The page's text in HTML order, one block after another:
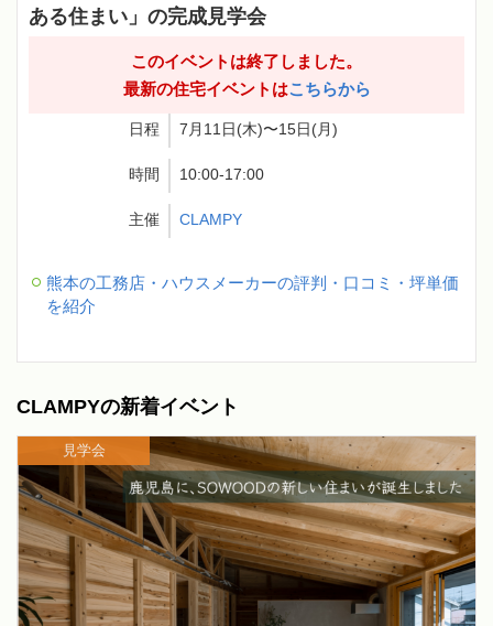
ある住まい」の完成見学会
このイベントは終了しました。
最新の住宅イベントはこちらから
日程 7月11日(木)〜15日(月)
時間 10:00-17:00
主催 CLAMPY
熊本の工務店・ハウスメーカーの評判・口コミ・坪単価
を紹介
CLAMPYの新着イベント
見学会